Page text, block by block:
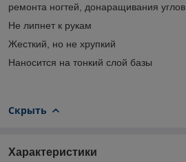
ремонта ногтей, донаращивания углов
Не липнет к рукам
Жесткий, но не хрупкий
Наносится на тонкий слой базы
Скрыть
Характеристики